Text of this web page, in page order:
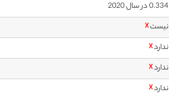
0.334 در سال 2020
نیست☓
ندارد☓
ندارد☓
ندارد☓